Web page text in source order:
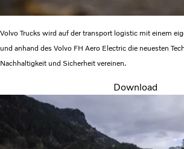
Volvo Trucks wird auf der transport logistic mit einem
und anhand des Volvo FH Aero Electric die neuesten
Nachhaltigkeit und Sicherheit vereinen.
Download